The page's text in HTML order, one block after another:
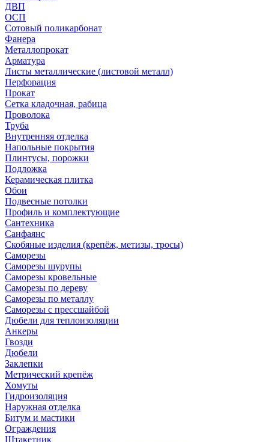
ДВП
ОСП
Сотовый поликарбонат
Фанера
Металлопрокат
Арматура
Листы металлические (листовой металл)
Перфорация
Прокат
Сетка кладочная, рабица
Проволока
Труба
Внутренняя отделка
Напольные покрытия
Плинтусы, порожки
Подложка
Керамическая плитка
Обои
Подвесные потолки
Профиль и комплектующие
Сантехника
Санфаянс
Скобяные изделия (крепёж, метизы, тросы)
Саморезы
Саморезы шурупы
Саморезы кровельные
Саморезы по дереву
Саморезы по металлу
Саморезы с прессшайбой
Дюбели для теплоизоляции
Анкеры
Гвозди
Дюбели
Заклепки
Метрический крепёж
Хомуты
Гидроизоляция
Наружная отделка
Битум и мастики
Ограждения
Штакетник